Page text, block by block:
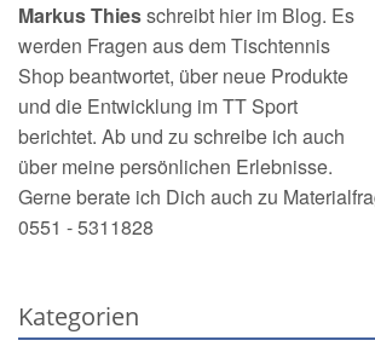
Markus Thiesschreibt hier im Blog. Es
werden Fragen aus demTischtennis
Shopbeantwortet, über neue Produkte
und die Entwicklung im TT Sport
berichtet. Ab und zu schreibe ich auch
über meine persönlichen Erlebnisse.
Gerne berate ich Dich auch zu
0551 - 5311828
Kategorien